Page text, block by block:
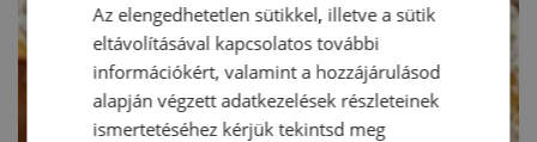
Az elengedhetetlen sütikkel, illetve a sütik
eltávolításával kapcsolatos további
információkért, valamint a hozzájárulásod
alapján végzett adatkezelések részleteinek
ismertetéséhez kérjük tekintsd meg